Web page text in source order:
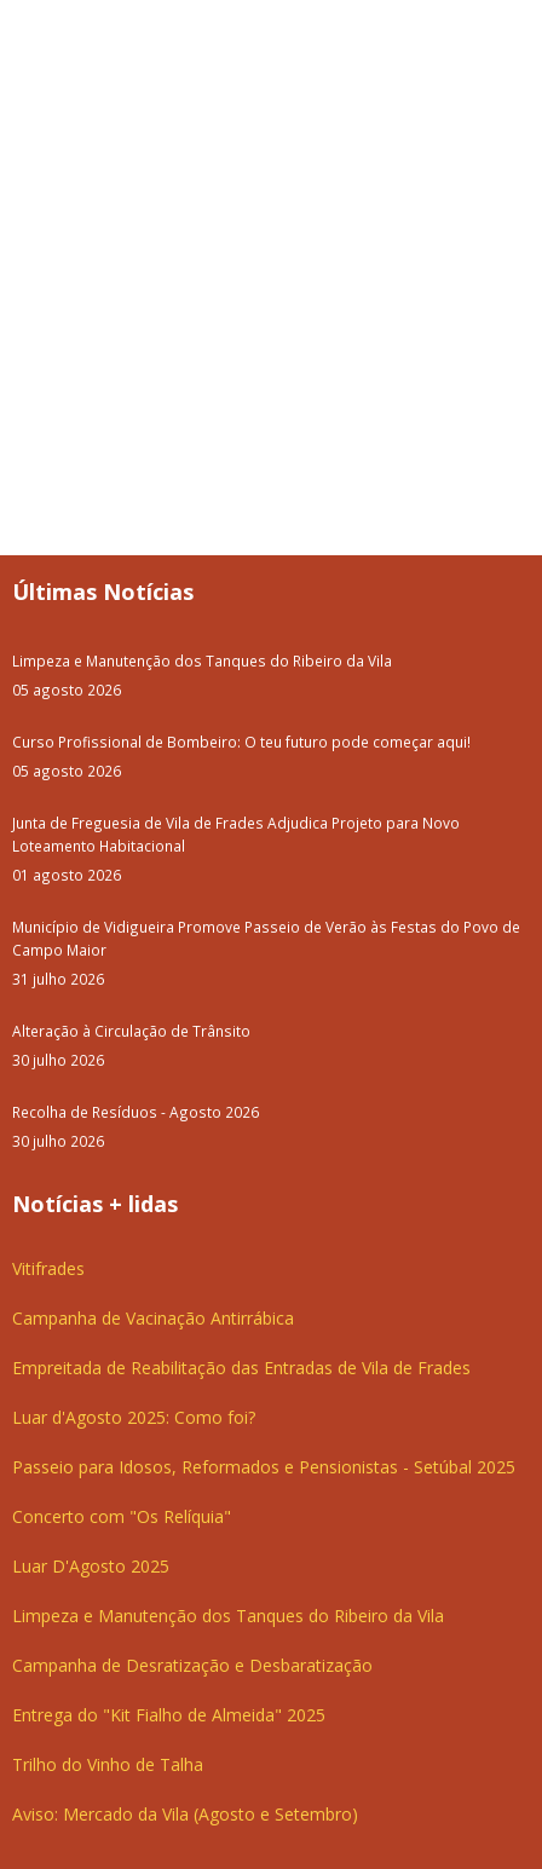
Últimas Notícias
Limpeza e Manutenção dos Tanques do Ribeiro da Vila
05 agosto 2026
Curso Profissional de Bombeiro: O teu futuro pode começar aqui!
05 agosto 2026
Junta de Freguesia de Vila de Frades Adjudica Projeto para Novo
Loteamento Habitacional
01 agosto 2026
Município de Vidigueira Promove Passeio de Verão às Festas do Povo de
Campo Maior
31 julho 2026
Alteração à Circulação de Trânsito
30 julho 2026
Recolha de Resíduos - Agosto 2026
30 julho 2026
Notícias + lidas
Vitifrades
Campanha de Vacinação Antirrábica
Empreitada de Reabilitação das Entradas de Vila de Frades
Luar d'Agosto 2025: Como foi?
Passeio para Idosos, Reformados e Pensionistas - Setúbal 2025
Concerto com "Os Relíquia"
Luar D'Agosto 2025
Limpeza e Manutenção dos Tanques do Ribeiro da Vila
Campanha de Desratização e Desbaratização
Entrega do "Kit Fialho de Almeida" 2025
Trilho do Vinho de Talha
Aviso: Mercado da Vila (Agosto e Setembro)